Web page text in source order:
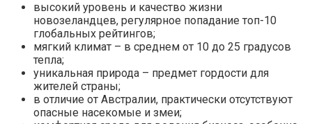
высокий уровень и качество жизни
новозеландцев, регулярное попадание топ-10
глобальных рейтингов;
мягкий климат – в среднем от 10 до 25 градусов
тепла;
уникальная природа – предмет гордости для
жителей страны;
в отличие от Австралии, практически отсутствуют
опасные насекомые и змеи;